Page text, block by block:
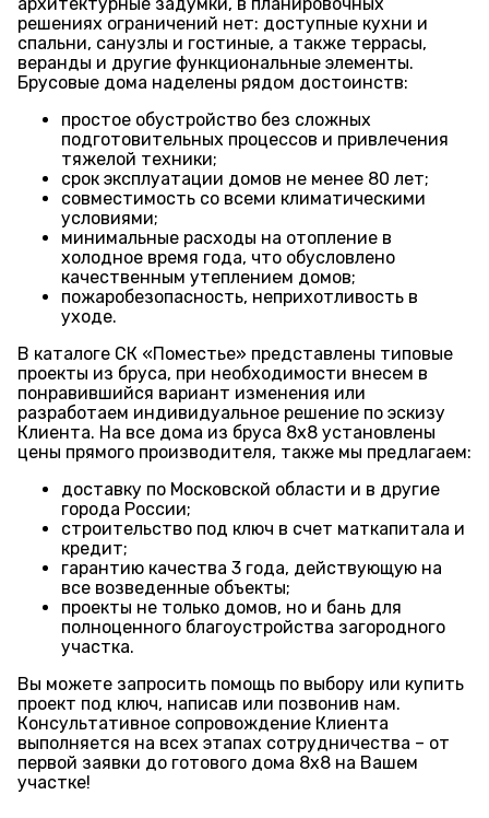
решениях ограничений нет: доступные кухни и
спальни, санузлы и гостиные, а также террасы,
веранды и другие функциональные элементы.
Брусовые дома наделены рядом достоинств:
простое обустройство без сложных
подготовительных процессов и привлечения
тяжелой техники;
срок эксплуатации домов не менее 80 лет;
совместимость со всеми климатическими
условиями;
минимальные расходы на отопление в
холодное время года, что обусловлено
качественным утеплением домов;
пожаробезопасность, неприхотливость в
уходе.
В каталоге СК «Поместье» представлены типовые
проекты из бруса, при необходимости внесем в
понравившийся вариант изменения или
разработаем индивидуальное решение по эскизу
Клиента. На все дома из бруса 8х8 установлены
цены прямого производителя, также мы предлагаем:
доставку по Московской области и в другие
города России;
строительство под ключ в счет маткапитала и
кредит;
гарантию качества 3 года, действующую на
все возведенные объекты;
проекты не только домов, но и бань для
полноценного благоустройства загородного
участка.
Вы можете запросить помощь по выбору или купить
проект под ключ, написав или позвонив нам.
Консультативное сопровождение Клиента
выполняется на всех этапах сотрудничества – от
первой заявки до готового дома 8х8 на Вашем
участке!